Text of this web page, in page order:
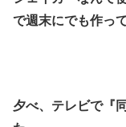
で週末にでも作っ
夕べ、テレビで『